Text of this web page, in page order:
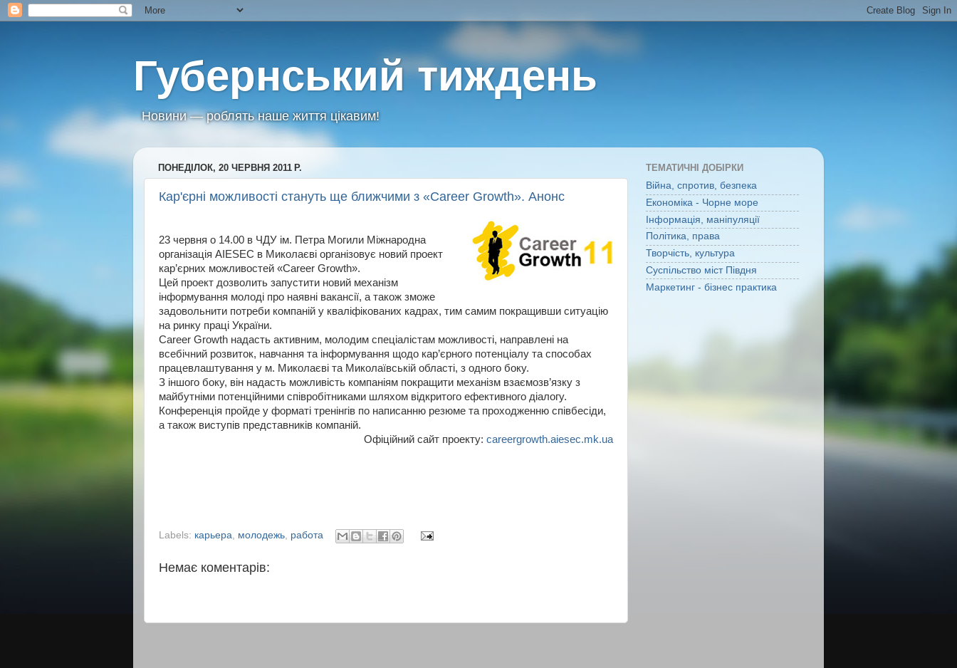
Губернський тиждень
Новини — роблять наше життя цікавим!
ПОНЕДІЛОК, 20 ЧЕРВНЯ 2011 Р.
Кар'єрні можливості стануть ще ближчими з «Career Growth». Анонс
23 червня о 14.00 в ЧДУ ім. Петра Могили Міжнародна
організація AIESEC в Миколаєві організовує новий проект
кар’єрних можливостей «Career Growth».
Цей проект дозволить запустити новий механізм
інформування молоді про наявні вакансії, а також зможе
задовольнити потреби компаній у кваліфікованих кадрах, тим самим покращивши ситуацію
на ринку праці України.
Career Growth надасть активним, молодим спеціалістам можливості, направлені на
всебічний розвиток, навчання та інформування щодо кар’єрного потенціалу та способах
працевлаштування у м. Миколаєві та Миколаївській області, з одного боку.
З іншого боку, він надасть можливість компаніям покращити механізм взаємозв’язку з
майбутніми потенційними співробітниками шляхом відкритого ефективного діалогу.
Конференція пройде у форматі тренінгів по написанню резюме та проходженню співбесіди,
а також виступів представників компаній.
Офіційний сайт проекту: careergrowth.aiesec.mk.ua
Labels: карьера молодежь работа
Немає коментарів:
ТЕМАТИЧНІ ДОБІРКИ
Війна, спротив, безпека
Економіка - Чорне море
Інформація, маніпуляції
Політика, права
Творчість, культура
Суспільство міст Півдня
Маркетинг - бізнес практика